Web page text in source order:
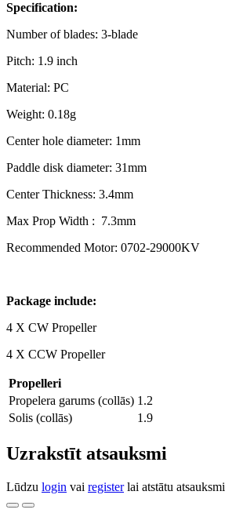
Specification:
Number of blades: 3-blade
Pitch: 1.9 inch
Material: PC
Weight: 0.18g
Center hole diameter: 1mm
Paddle disk diameter: 31mm
Center Thickness: 3.4mm
Max Prop Width : 7.3mm
Recommended Motor: 0702-29000KV
Package include:
4 X CW Propeller
4 X CCW Propeller
Propelleri
Propelera garums (collās) 1.2
Solis (collās)
1.9
Uzrakstīt atsauksmi
Lūdzu login vai registerlai atstātu atsauksmi